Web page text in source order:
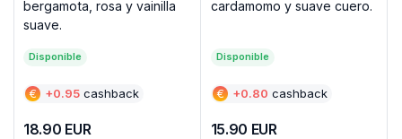
bergamota, rosa y vainilla
suave.
Disponible
€ +0.95 cashback
18.90 EUR
cardamomo y suave cuero.
Disponible
€ +0.80 cashback
15.90 EUR